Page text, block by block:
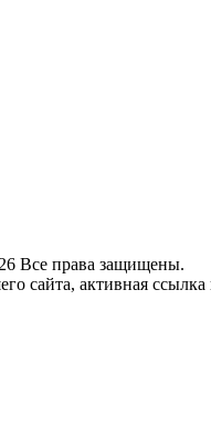
Все права защищены.
сайта, активная